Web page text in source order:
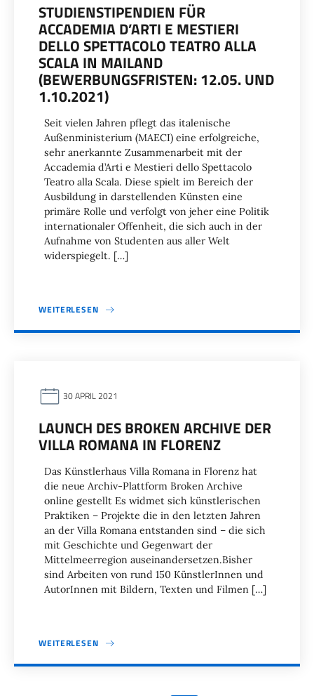
STUDIENSTIPENDIEN FÜR
ACCADEMIA D’ARTI E MESTIERI
DELLO SPETTACOLO TEATRO ALLA
SCALA IN MAILAND
(BEWERBUNGSFRISTEN: 12.05. UND
1.10.2021)
Seit vielen Jahren pflegt das italenische
Außenministerium (MAECI) eine erfolgreiche,
sehr anerkannte Zusammenarbeit mit der
Accademia d’Arti e Mestieri dello Spettacolo
Teatro alla Scala. Diese spielt im Bereich der
Ausbildung in darstellenden Künsten eine
primäre Rolle und verfolgt von jeher eine Politik
internationaler Offenheit, die sich auch in der
Aufnahme von Studenten aus aller Welt
widerspiegelt. […]
WEITERLESEN
30 APRIL 2021
LAUNCH DES BROKEN ARCHIVE DER
VILLA ROMANA IN FLORENZ
Das Künstlerhaus Villa Romana in Florenz hat
die neue Archiv-Plattform Broken Archive
online gestellt Es widmet sich künstlerischen
Praktiken – Projekte die in den letzten Jahren
an der Villa Romana entstanden sind – die sich
mit Geschichte und Gegenwart der
Mittelmeerregion auseinandersetzen.Bisher
sind Arbeiten von rund 150 KünstlerInnen und
AutorInnen mit Bildern, Texten und Filmen […]
WEITERLESEN